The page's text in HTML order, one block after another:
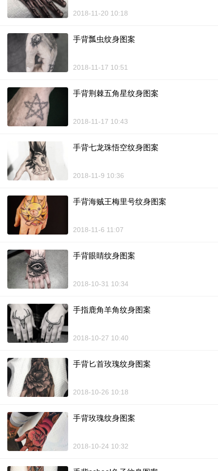
2018-11-20 10:18
手背瓢虫纹身图案
2018-11-17 10:51
手背荆棘五角星纹身图案
2018-11-17 10:43
手背七龙珠悟空纹身图案
2018-11-9 10:36
手背海贼王梅里号纹身图案
2018-11-6 11:07
手背眼睛纹身图案
2018-10-31 10:34
手指鹿角羊角纹身图案
2018-10-27 10:40
手背匕首玫瑰纹身图案
2018-10-26 10:18
手背玫瑰纹身图案
2018-10-24 10:32